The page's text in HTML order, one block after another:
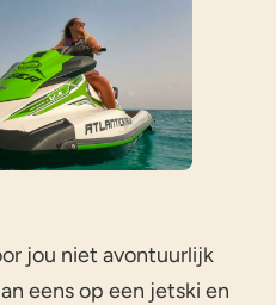
jou niet avontuurlijk
eens op een jetski en